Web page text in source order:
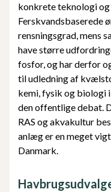
konkrete teknologi
Ferskvandsbaserede
rensningsgrad, mens
have større
fosfor, og har derfor
til udledning af
kemi, fysik og biologi
den offentlige debat.
RAS og akvakultur
anlæg er en meget
Danmark.